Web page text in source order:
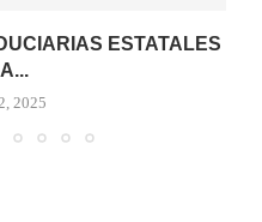
ESTATALES
2025